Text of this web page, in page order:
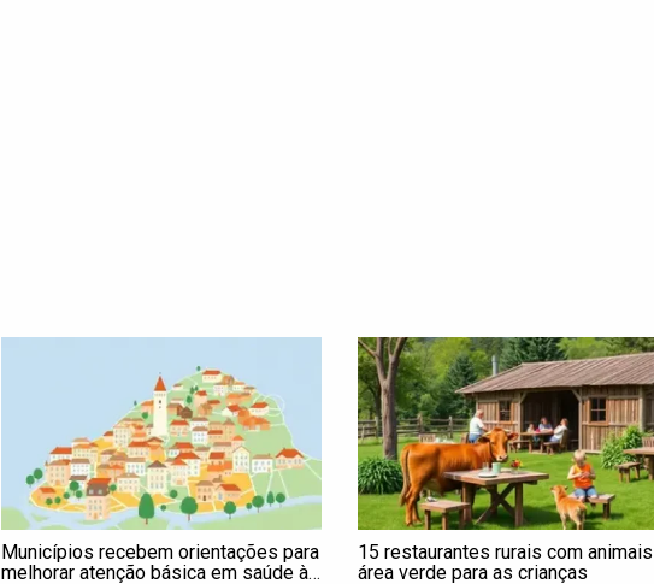
Municípios recebem orientações para
melhorar atenção básica em saúde à
15 restaurantes rurais com
área verde para as crianças